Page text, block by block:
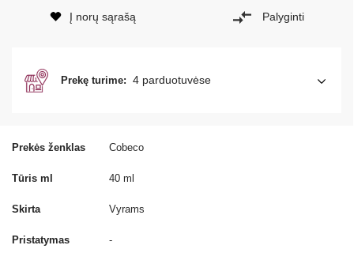
Prekės ženklas Cobeco
Tūris ml 40 ml
Skirta Vyrams
Pristatymas -
Į norų sąrašą Palyginti
Prekę turime: 4 parduotuvėse